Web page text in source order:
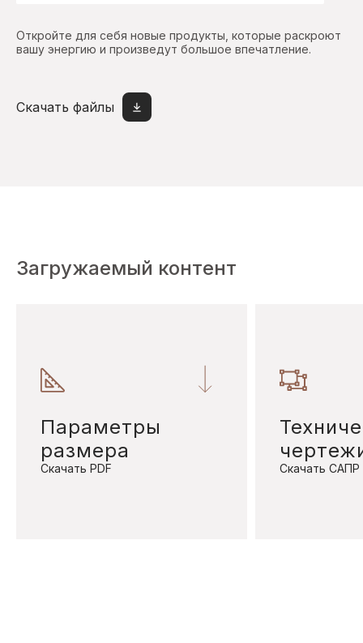
Откройте для себя новые продукты, которые раскроют
вашу энергию и произведут большое впечатление.
Скачать файлы
Загружаемый контент
Параметры
размера
Скачать PDF Скачать САПР